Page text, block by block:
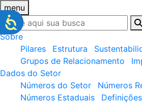
menu
Sobre
Pilares
Estrutura
Grupos de Relacionamento
Dados do Setor
Números do Setor
Números
Números Estaduais